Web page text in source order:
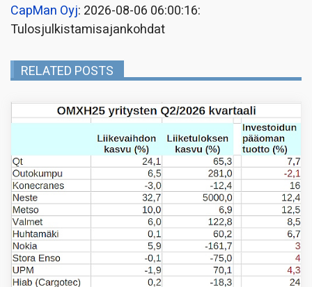
CapMan Oyj: 2026-08-06 06:00:16:
Tulosjulkistamisajankohdat
RELATED POSTS